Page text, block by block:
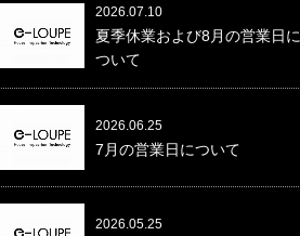
2026.07.10
夏季休業および8月の営業日に
ついて
2026.06.25
7月の営業日について
2026.05.25